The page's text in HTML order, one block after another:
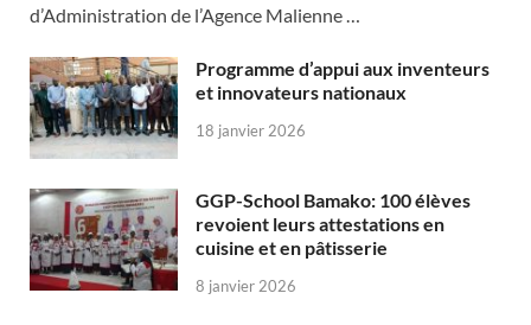
d’Administration de l’Agence Malienne …
Programme d’appui aux inventeurs
et innovateurs nationaux
18 janvier 2026
GGP-School Bamako: 100 élèves
revoient leurs attestations en
cuisine et en pâtisserie
8 janvier 2026